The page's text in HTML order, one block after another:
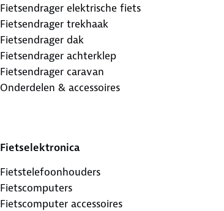
Fietsendrager elektrische fiets
Fietsendrager trekhaak
Fietsendrager dak
Fietsendrager achterklep
Fietsendrager caravan
Onderdelen & accessoires
Fietselektronica
Fietstelefoonhouders
Fietscomputers
Fietscomputer accessoires